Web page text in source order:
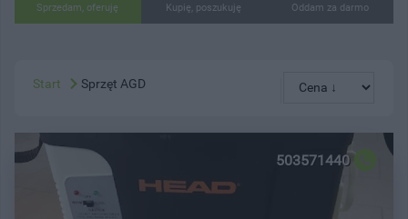
Sprzedam, oferuję Kupię, poszukuję Oddam za darmo
Start Sprzęt AGD
503571440